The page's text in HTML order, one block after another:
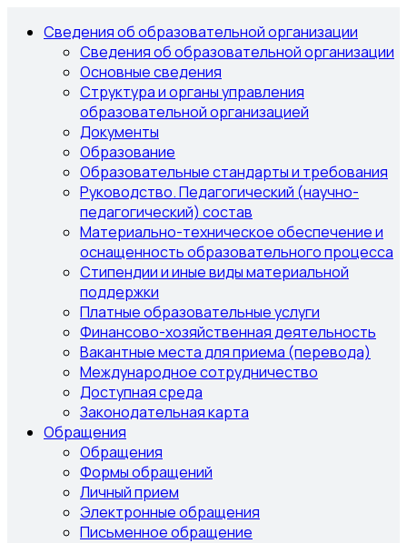
Сведения об образовательной организации
Сведения об образовательной организации
Основные сведения
Структура и органы управления
образовательной организацией
Документы
Образование
Образовательные стандарты и требования
Руководство. Педагогический (научно-
педагогический) состав
Материально-техническое обеспечение и
оснащенность образовательного процесса
Стипендии и иные виды материальной
поддержки
Платные образовательные услуги
Финансово-хозяйственная деятельность
Вакантные места для приема (перевода)
Международное сотрудничество
Доступная среда
Законодательная карта
Обращения
Обращения
Формы обращений
Личный прием
Электронные обращения
Письменное обращение